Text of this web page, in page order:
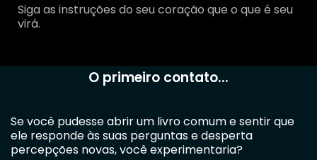
Siga as instruções do seu coração que o que é seu
virá.
O primeiro contato...
Se você pudesse abrir um livro comum e sentir que
ele responde às suas perguntas e desperta
percepções novas, você experimentaria?